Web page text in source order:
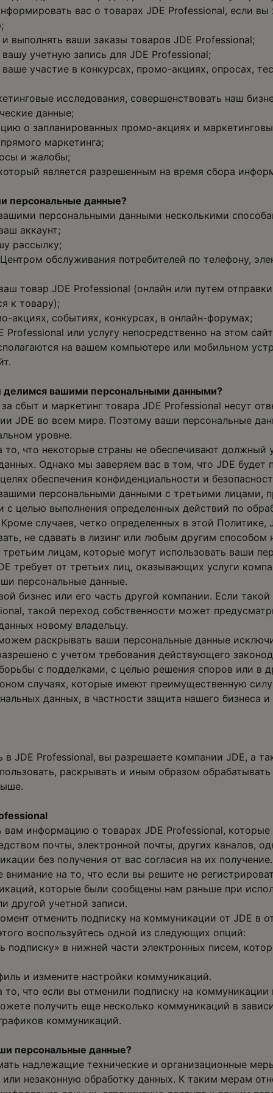
вас о товарах JDE Professional, если вы
выполнять ваши заказы товаров JDE Professional;
учетную запись для JDE Professional;
участие в конкурсах, промо-акциях, опросах,
исследования, совершенствовать наш
данные;
о запланированных промо-акциях и
маркетинга;
и жалобы;
является разрешенным на время сбора
персональные данные?
персональными данными несколькими
аккаунт;
рассылку;
обслуживания потребителей по телефону,
товар JDE Professional (онлайн или путем
к товару);
акциях, событиях, конкурсах, в онлайн-форумах;
Professional или услугу непосредственно на этом
на вашем компьютере или мобильном
вашими персональными данными?
сбыт и маркетинг товара JDE Professional несут
JDE во всем мире. Поэтому ваши персональные
уровне.
то, что некоторые страны не обеспечивают должный
Однако мы заверяем вас в том, что JDE будет
обеспечения конфиденциальности и
персональными данными с третьими лицами,
с целью выполнения определенных действий по
случаев, четко определенных в этой Политике,
не сдавать в лизинг или любым другим способом
лицам, которые могут использовать ваши
требует от третьих лиц, оказывающих услуги
персональные данные.
бизнес или его часть другой компании. Если такой
такой переход собственности может
новому владельцу.
раскрывать ваши персональные данные
с учетом требования действующего
с подделками, с целью решения споров или в
случаях, которые имеют преимущественную
данных, в частности защита нашего бизнеса
в JDE Professional, вы разрешаете компании JDE, а
раскрывать и иным образом
информацию о товарах JDE Professional, которые
почты, электронной почты, других каналов,
без получения от вас согласия на их получение.
внимание на то, что если вы решите не
которые были сообщены нам раньше при
другой учетной записи.
отменить подписку на коммуникации от JDE в
воспользуйтесь одной из следующих опций:
в нижней части электронных писем,
и измените настройки коммуникаций.
то, что если вы отменили подписку на
получить еще несколько коммуникаций в
коммуникаций.
персональные данные?
надлежащие технические и организационные
незаконную обработку данных. К таким мерам